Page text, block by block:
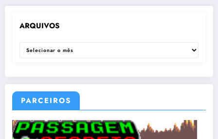
ARQUIVOS
ARQUIVOS
PARCEIROS